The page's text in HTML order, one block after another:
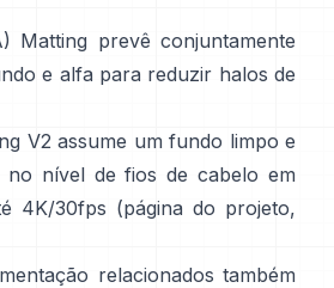
Matting prevê conjuntamente
e alfa para reduzir halos de
V2 assume um fundo limpo e
no nível de fios de cabelo em
4K/30fps (página do projeto,
relacionados também